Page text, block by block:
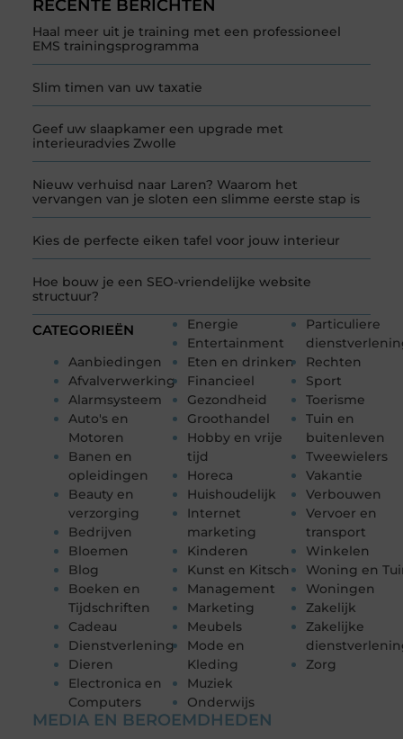
RECENTE BERICHTEN
Haal meer uit je training met een professioneel
EMS trainingsprogramma
Slim timen van uw taxatie
Geef uw slaapkamer een upgrade met
interieuradvies Zwolle
Nieuw verhuisd naar Laren? Waarom het
vervangen van je sloten een slimme eerste stap is
Kies de perfecte eiken tafel voor jouw interieur
Hoe bouw je een SEO-vriendelijke website
structuur?
CATEGORIEËN
Aanbiedingen
Afvalverwerking
Alarmsysteem
Auto's en
Motoren
Banen en
opleidingen
Beauty en
verzorging
Bedrijven
Bloemen
Blog
Boeken en
Tijdschriften
Cadeau
Dienstverlening
Dieren
Electronica en
Computers
Energie
Entertainment
Eten en drinken
Financieel
Gezondheid
Groothandel
Hobby en vrije
tijd
Horeca
Huishoudelijk
Internet
marketing
Kinderen
Kunst en Kitsch
Management
Marketing
Meubels
Mode en
Kleding
Muziek
Onderwijs
Particuliere
Rechten
Sport
Toerisme
Tuin en
buitenleven
Tweewielers
Vakantie
Verbouwen
Vervoer en
transport
Winkelen
Woning en
Woningen
Zakelijk
Zakelijke
Zorg
MEDIA EN BEROEMDHEDEN